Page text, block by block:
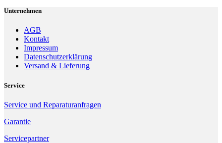
Unternehmen
AGB
Kontakt
Impressum
Datenschutzerklärung
Versand & Lieferung
Service
Service und Reparaturanfragen
Garantie
Servicepartner